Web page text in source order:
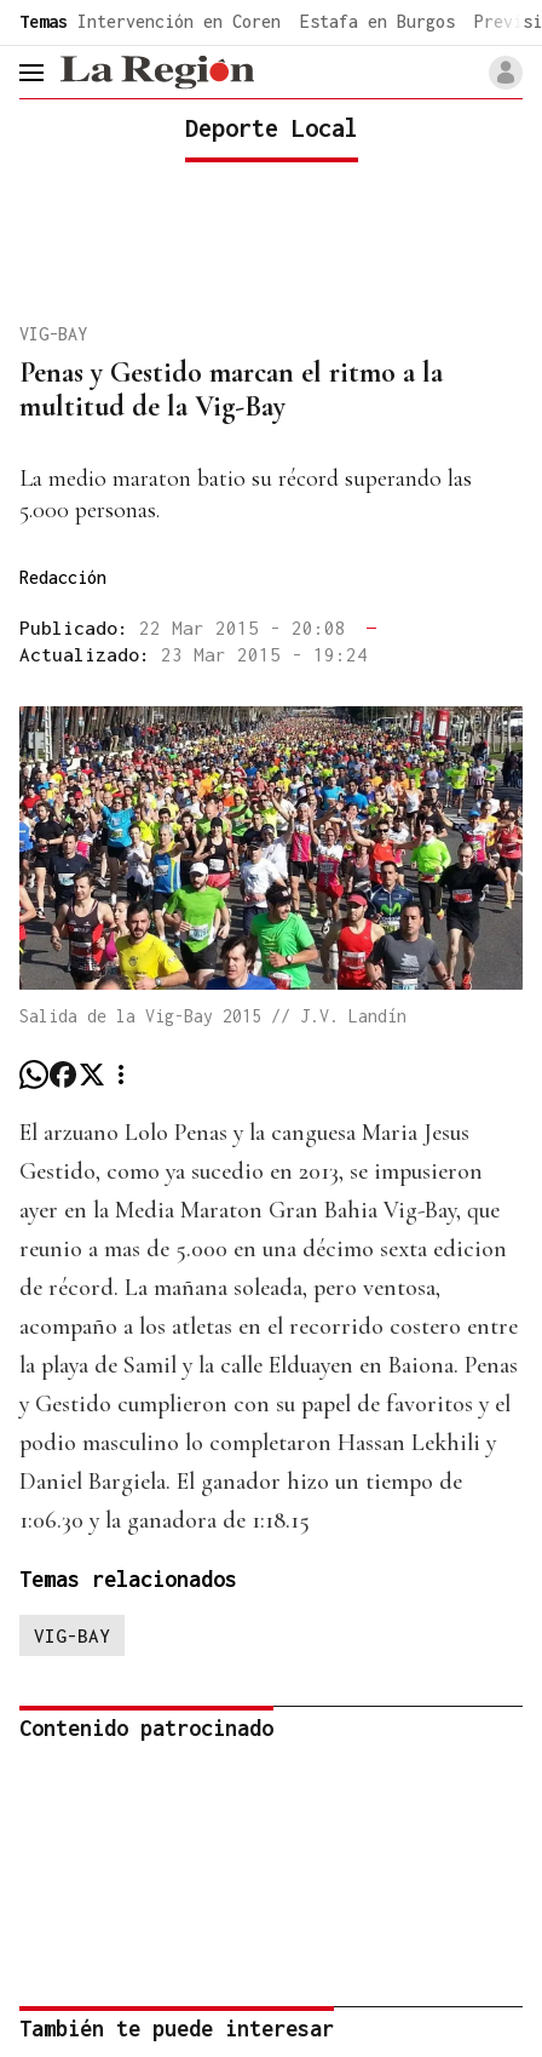
common.go-to-content
Temas Intervención en Coren Estafa en Burgos
header.menu.open
Deporte Local
Penas y Gestido marcan el ritmo a la
multitud de la Vig-Bay
VIG-BAY
La medio maraton batio su récord superando las
5.000 personas.
Redacción
Publicado: 22 Mar 2015 - 20:08
—
Actualizado: 23 Mar 2015 - 19:24
Salida de la Vig-Bay 2015 // J.V. Landín
El arzuano Lolo Penas y la canguesa Maria Jesus
Gestido, como ya sucedio en 2013, se impusieron
ayer en la Media Maraton Gran Bahia Vig-Bay, que
reunio a mas de 5.000 en una décimo sexta edicion
de récord. La mañana soleada, pero ventosa,
acompaño a los atletas en el recorrido costero entre
la playa de Samil y la calle Elduayen en Baiona. Penas
y Gestido cumplieron con su papel de favoritos y el
podio masculino lo completaron Hassan Lekhili y
Daniel Bargiela. El ganador hizo un tiempo de
1:06.30 y la ganadora de 1:18.15
Temas relacionados
VIG-BAY
Contenido patrocinado
También te puede interesar